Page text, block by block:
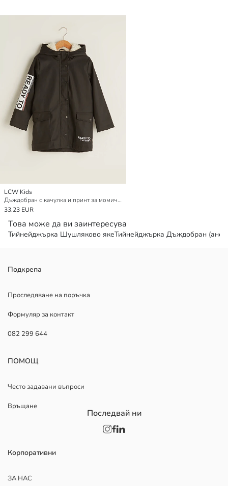
LCW Kids
Дъждобран с качулка и принт за момичета
33.23 EUR
Това може да ви заинтересува
Тийнейджърка Шушляково якеТийнейджърка Дъждобран
Подкрепа
Проследяване на поръчка
Формуляр за контакт
082 299 644
ПОМОЩ
Често задавани въпроси
Връщане
Корпоративни
ЗА НАС
Последвай ни